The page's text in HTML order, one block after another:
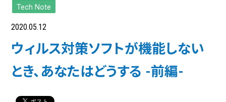
Tech Note
2020.05.12
ウィルス対策ソフトが機能しない
とき、あなたはどうする -前編-